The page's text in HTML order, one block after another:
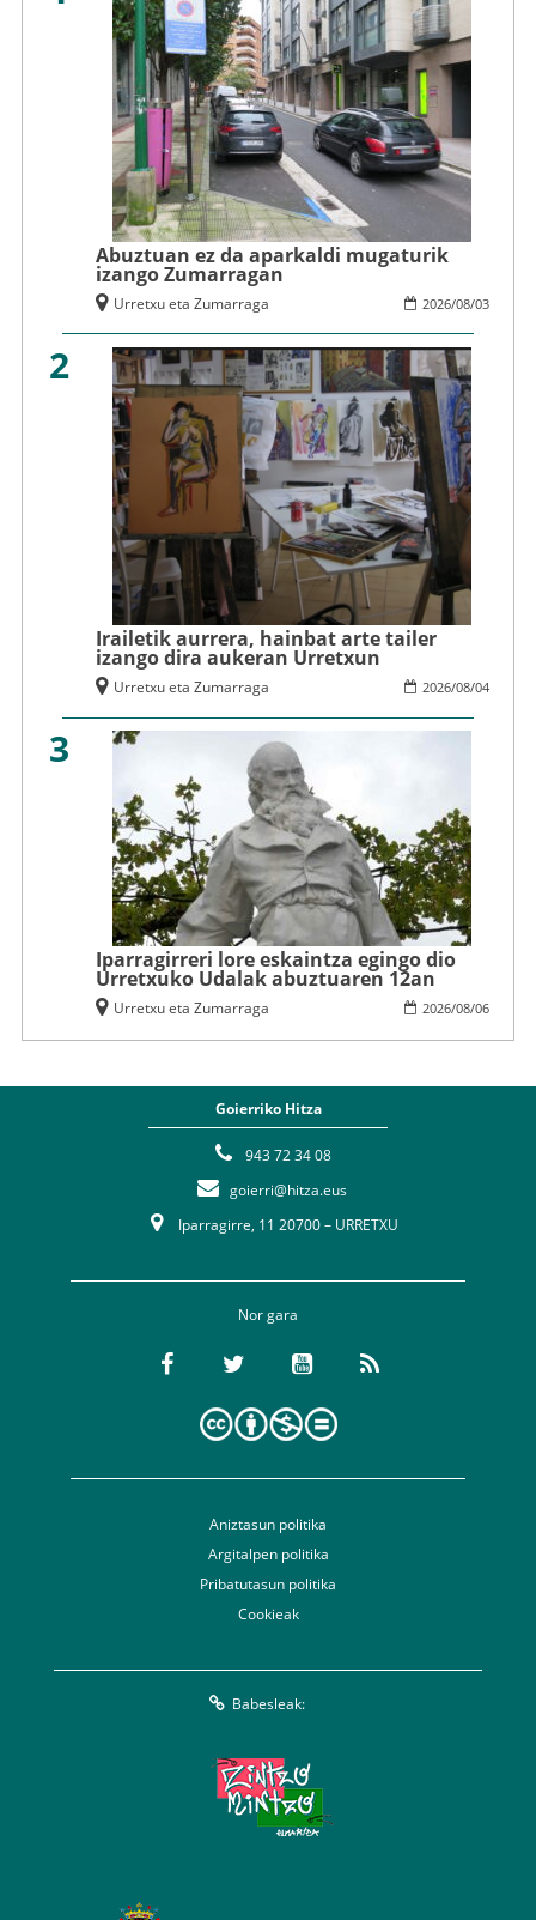
Abuztuan ez da aparkaldi mugaturik
izango Zumarragan
2026/08/03
Urretxu eta Zumarraga
2
Irailetik aurrera, hainbat arte tailer
izango dira aukeran Urretxun
2026/08/04
Urretxu eta Zumarraga
3
Iparragirreri lore eskaintza egingo dio
Urretxuko Udalak abuztuaren 12an
2026/08/06
Urretxu eta Zumarraga
Goierriko Hitza
943 72 34 08
goierri@hitza.eus
Iparragirre, 11 20700 – URRETXU
Nor gara
Aniztasun politika
Argitalpen politika
Pribatutasun politika
Cookieak
Babesleak: